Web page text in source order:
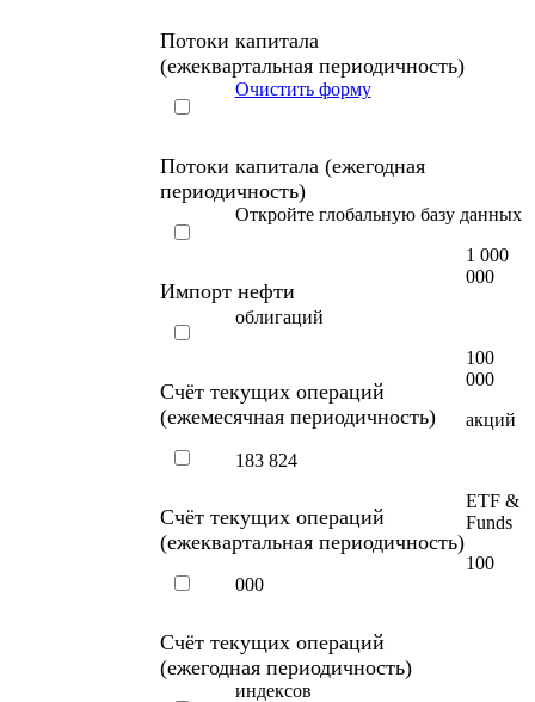
Потоки капитала
(ежеквартальная периодичность)
Потоки капитала (ежегодная
периодичность)
Импорт нефти
Счёт текущих операций
(ежемесячная периодичность)
Счёт текущих операций
(ежеквартальная периодичность)
Счёт текущих операций
(ежегодная периодичность)
Очистить форму
Откройте глобальную базу данных
1 000
000
облигаций
100
000
акций
183 824
ETF &
Funds
100
000
индексов